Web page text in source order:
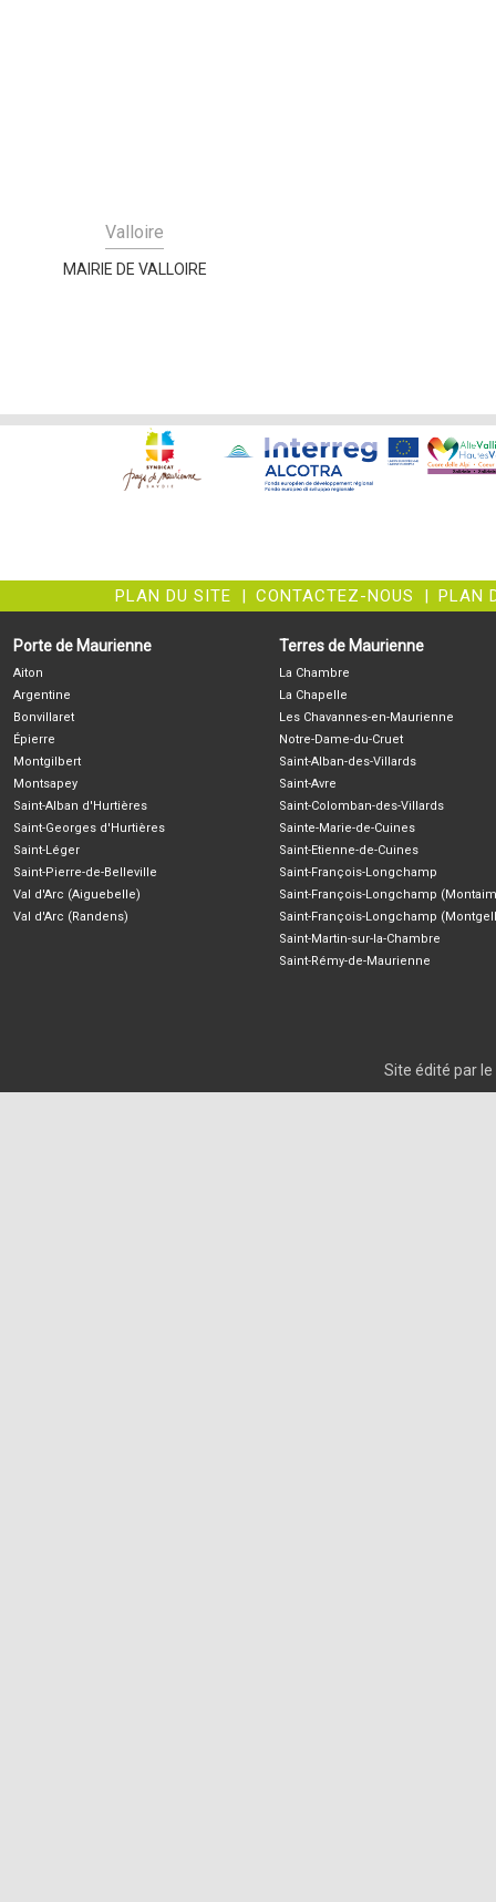
Valloire
MAIRIE DE VALLOIRE
PLAN DU SITE | CONTACTEZ-NOUS | PLAN
Porte de Maurienne
Aiton
Argentine
Bonvillaret
Épierre
Montgilbert
Montsapey
Saint-Alban d'Hurtières
Saint-Georges d'Hurtières
Saint-Léger
Saint-Pierre-de-Belleville
Val d'Arc (Aiguebelle)
Val d'Arc (Randens)
Terres de Maurienne
La Chambre
La Chapelle
Les Chavannes-en-Maurienne
Notre-Dame-du-Cruet
Saint-Alban-des-Villards
Saint-Avre
Saint-Colomban-des-Villards
Sainte-Marie-de-Cuines
Saint-Etienne-de-Cuines
Saint-François-Longchamp
Saint-François-Longchamp
Saint-François-Longchamp
Saint-Martin-sur-la-Chambre
Saint-Rémy-de-Maurienne
Site édité par